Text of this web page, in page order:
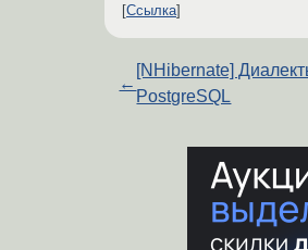
Ссылка
←
[NHibernate]
PostgreSQL